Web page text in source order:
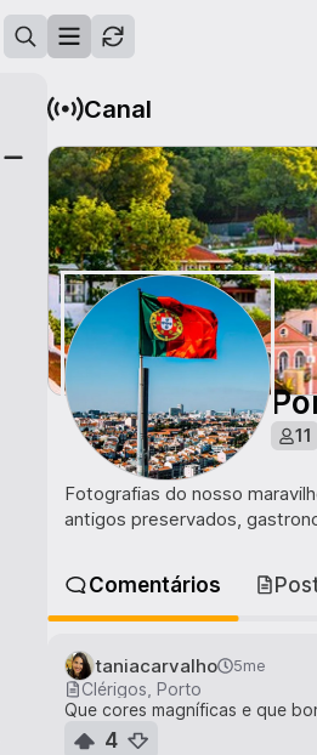
Canal
11
Fotografias do nosso
antigos preservados,
Comentários
taniacarvalho 5me
Clérigos, Porto
Que cores magníficas e que
4